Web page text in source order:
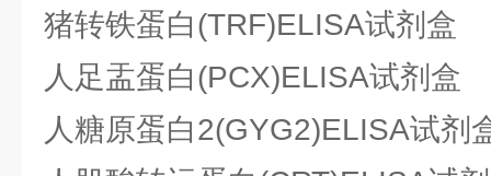
猪转铁蛋白(TRF)ELISA试剂盒
人足盂蛋白(PCX)ELISA试剂盒
人糖原蛋白2(GYG2)ELISA试剂